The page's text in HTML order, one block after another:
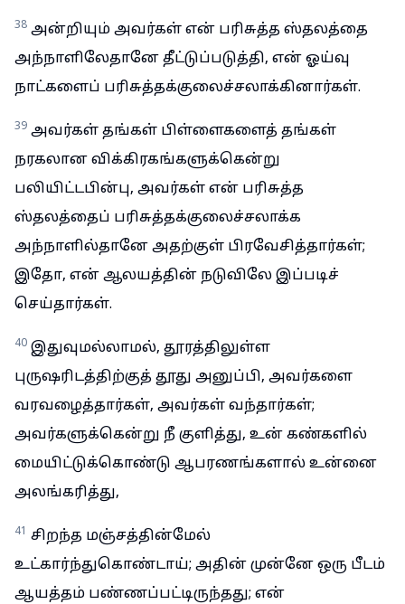
38 அன்றியும் அவர்கள் என் பரிசுத்த ஸ்தலத்தை
அந்நாளிலேதானே தீட்டுப்படுத்தி, என் ஓய்வு
நாட்களைப் பரிசுத்தக்குலைச்சலாக்கினார்கள்.
39 அவர்கள் தங்கள் பிள்ளைகளைத் தங்கள்
நரகலான விக்கிரகங்களுக்கென்று
பலியிட்டபின்பு, அவர்கள் என் பரிசுத்த
ஸ்தலத்தைப் பரிசுத்தக்குலைச்சலாக்க
அந்நாளில்தானே அதற்குள் பிரவேசித்தார்கள்;
இதோ, என் ஆலயத்தின் நடுவிலே இப்படிச்
செய்தார்கள்.
40 இதுவுமல்லாமல், தூரத்திலுள்ள
புருஷரிடத்திற்குத் தூது அனுப்பி, அவர்களை
வரவழைத்தார்கள், அவர்கள் வந்தார்கள்;
அவர்களுக்கென்று நீ குளித்து, உன் கண்களில்
மையிட்டுக்கொண்டு ஆபரணங்களால் உன்னை
அலங்கரித்து,
41 சிறந்த மஞ்சத்தின்மேல்
உட்கார்ந்துகொண்டாய்; அதின் முன்னே ஒரு பீடம்
ஆயத்தம் பண்ணப்பட்டிருந்தது; என்